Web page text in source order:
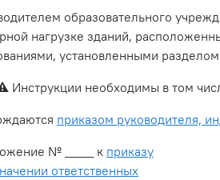
образовательного
нагрузке зданий,
установленными
Инструкции необходимы в том
приказом руководителя,
№ ____ к приказу
ответственных